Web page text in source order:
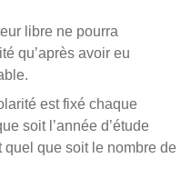
libre ne pourra
qu’après avoir eu
est fixé chaque
soit l’année d’étude
quel que soit le nombre de